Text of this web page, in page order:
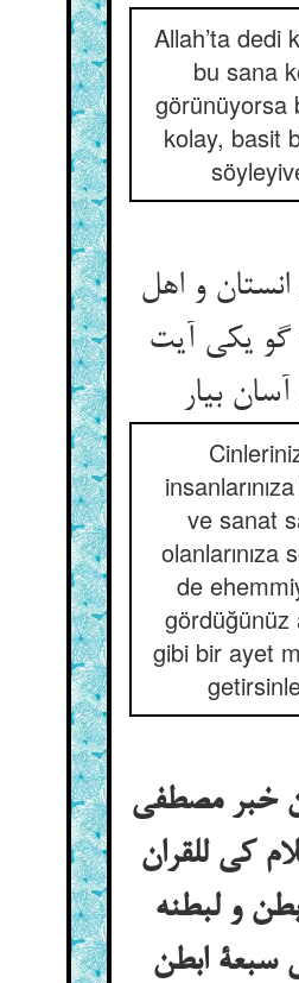
Allah’ta dedi
bu sana
görünüyorsa
kolay, basit
و اهل
یکی آیت
بیار
ve sanat
olanlarınıza
de
gördüğünüz
gibi bir ayet
خبر مصطفی
کی للقران
و لبطنه
سبعة ابطن